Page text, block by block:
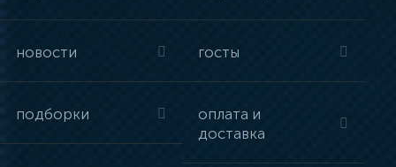
новости госты
подборки
оплата и
доставка